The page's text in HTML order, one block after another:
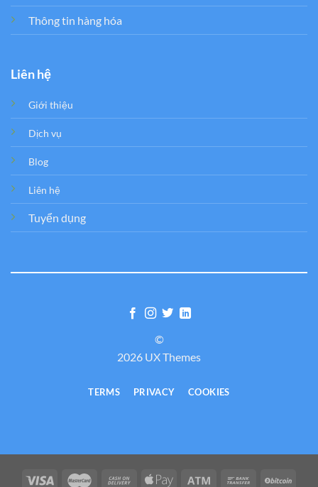
Thông tin hàng hóa
Liên hệ
Giới thiệu
Dịch vụ
Blog
Liên hệ
Tuyển dụng
©
2026 UX Themes
TERMS PRIVACY COOKIES